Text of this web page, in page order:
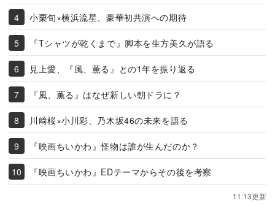
小栗旬×横浜流星、豪華初共演への期待
『Tシャツが乾くまで』脚本を生方美久が語る
見上愛、『風、薫る』との1年を振り返る
『風、薫る』はなぜ新しい朝ドラに？
川﨑桜×小川彩、乃木坂46の未来を語る
『映画ちいかわ』怪物は誰が生んだのか？
『映画ちいかわ』EDテーマからその後を考察
11:13更新